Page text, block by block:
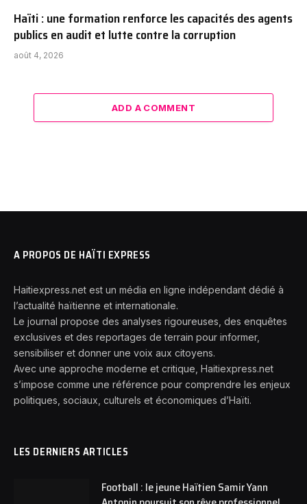
Haïti : une formation renforce les capacités des agents
publics en audit et lutte contre la corruption
août 4, 2026
ADD A COMMENT
A PROPOS DE HAÏTI EXPRESS
Haitiexpress.net est un média en ligne indépendant dédié à
l’actualité haïtienne et internationale.
Le journal propose des analyses rigoureuses, des enquêtes
exclusives et des reportages de terrain pour informer,
sensibiliser et donner une voix aux citoyens.
Avec une approche moderne et critique, Haitiexpress.net
s’impose comme une référence pour comprendre les enjeux
politiques, sociaux, culturels et économiques d’Haïti.
LES DERNIERS ARTICLES
Football : le jeune Haïtien Samir Yann